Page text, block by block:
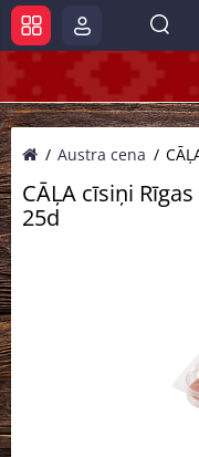
Austra cena
CĀĻA cīsiņi
25d